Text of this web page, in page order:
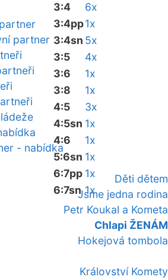
partner
- nabídka
Děti dětem
Jsme jedna rodina
Petr Koukal a Kometa
Chlapi ŽENÁM
Hokejová tombola
Království Komety
3:4
6x
3:4pp1x
3:4sn 5x
3:5
4x
3:6
1x
3:8
1x
4:5
3x
4:5sn 1x
4:6
1x
5:6sn 1x
6:7pp 1x
6:7sn 1x